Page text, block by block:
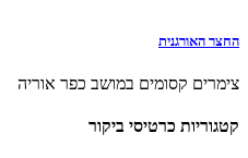
החצר האורגנית
צימרים קסומים במושב כפר אוריה
קטגוריות כרטיסי ביקור